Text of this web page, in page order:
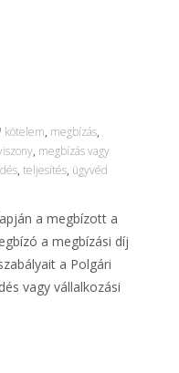
kötelem, megbízás,
, megbízás vagy
, teljesítés, ügyvéd
a megbízott a
a megbízási díj
a Polgári
vagy vállalkozási